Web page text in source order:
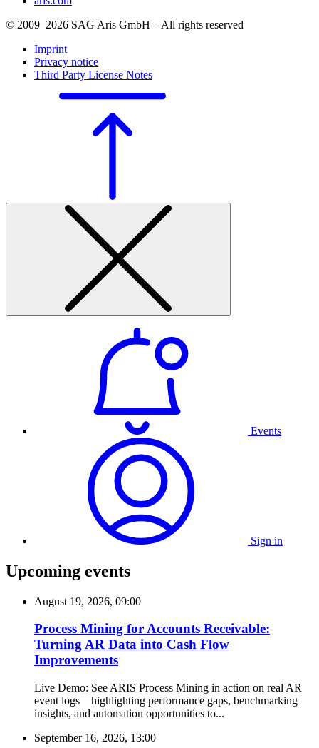
© 2009–2026 SAG Aris GmbH – All rights reserved
Imprint
Privacy notice
Third Party License Notes
Events
Sign in
Upcoming events
August 19, 2026, 09:00
Process Mining for Accounts Receivable:
Turning AR Data into Cash Flow
Improvements
Live Demo: See ARIS Process Mining in action on real AR
event logs—highlighting performance gaps, benchmarking
insights, and automation opportunities to...
September 16, 2026, 13:00